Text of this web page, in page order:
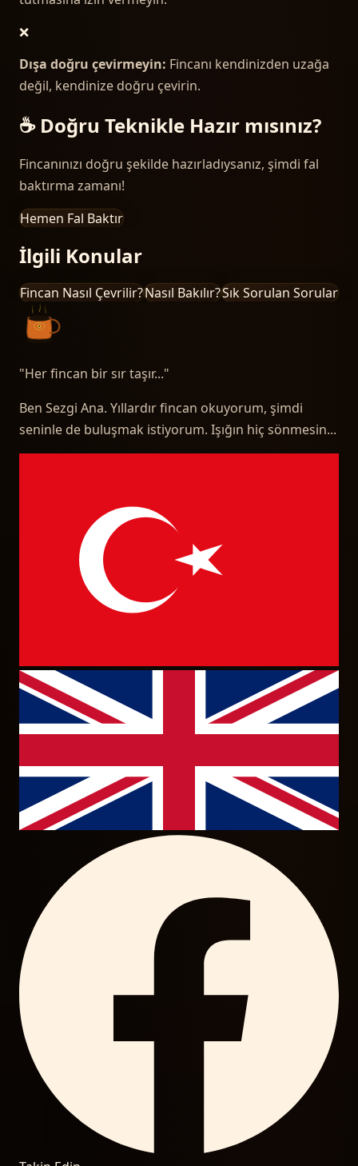
❌
Dışa doğru çevirmeyin: Fincanı kendinizden uzağa
değil, kendinize doğru çevirin.
☕ Doğru Teknikle Hazır mısınız?
Fincanınızı doğru şekilde hazırladıysanız, şimdi fal
baktırma zamanı!
Hemen Fal Baktır
İlgili Konular
Fincan Nasıl Çevrilir?Nasıl Bakılır?Sık Sorulan Sorular
"Her fincan bir sır taşır..."
Ben Sezgi Ana. Yıllardır fincan okuyorum, şimdi
seninle de buluşmak istiyorum. Işığın hiç sönmesin...